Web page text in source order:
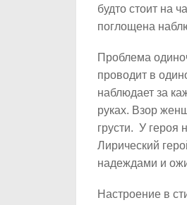
будто стоит на
поглощена
Проблема
проводит в
наблюдает за
руках. Взор
грусти. У героя
Лирический
надеждами и
Настроение в